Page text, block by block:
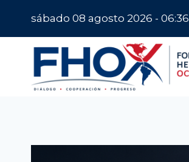
contenido
sábado 08 agosto 2026 - 06:36